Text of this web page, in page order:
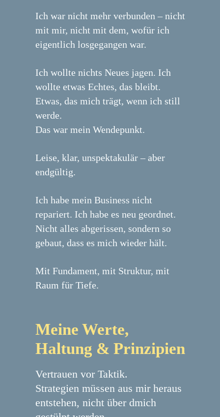
Ich war nicht mehr verbunden – nicht
mit mir, nicht mit dem, wofür ich
eigentlich losgegangen war.
Ich wollte nichts Neues jagen. Ich
wollte etwas Echtes, das bleibt.
Etwas, das mich trägt, wenn ich still
werde.
Das war mein Wendepunkt.
Leise, klar, unspektakulär – aber
endgültig.
Ich habe mein Business nicht
repariert. Ich habe es neu geordnet.
Nicht alles abgerissen, sondern so
gebaut, dass es mich wieder hält.
Mit Fundament, mit Struktur, mit
Raum für Tiefe.
Meine Werte,
Haltung & Prinzipien
Vertrauen vor Taktik.
Strategien müssen aus mir heraus
entstehen, nicht über dmich